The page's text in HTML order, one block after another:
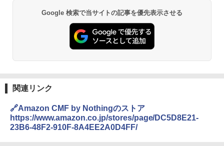
Google 検索で当サイトの記事を優先表示させる
関連リンク
🔗Amazon CMF by Nothingのストア
https://www.amazon.co.jp/stores/page/DC5D8E21-
23B6-48F2-910F-8A4EE2A0D4FF/